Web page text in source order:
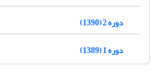
دوره 2 (1390)
دوره 1 (1389)